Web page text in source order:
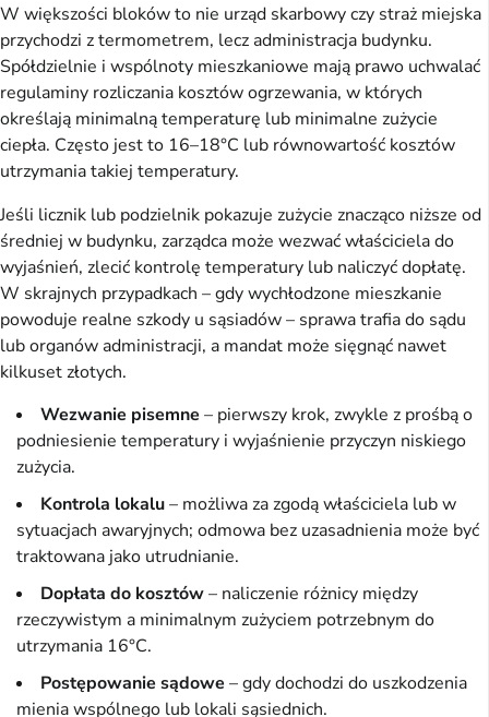
W większości bloków to nie urząd skarbowy czy straż miejska
przychodzi z termometrem, lecz administracja budynku.
Spółdzielnie i wspólnoty mieszkaniowe mają prawo uchwalać
regulaminy rozliczania kosztów ogrzewania, w których
określają minimalną temperaturę lub minimalne zużycie
ciepła. Często jest to 16–18°C lub równowartość kosztów
utrzymania takiej temperatury.
Jeśli licznik lub podzielnik pokazuje zużycie znacząco niższe od
średniej w budynku, zarządca może wezwać właściciela do
wyjaśnień, zlecić kontrolę temperatury lub naliczyć dopłatę.
W skrajnych przypadkach – gdy wychłodzone mieszkanie
powoduje realne szkody u sąsiadów – sprawa trafia do sądu
lub organów administracji, a mandat może sięgnąć nawet
kilkuset złotych.
Wezwanie pisemne – pierwszy krok, zwykle z prośbą o
podniesienie temperatury i wyjaśnienie przyczyn niskiego
zużycia.
Kontrola lokalu– możliwa za zgodą właściciela lub w
sytuacjach awaryjnych; odmowa bez uzasadnienia może być
traktowana jako utrudnianie.
Dopłata do kosztów– naliczenie różnicy między
rzeczywistym a minimalnym zużyciem potrzebnym do
utrzymania 16°C.
Postępowanie sądowe – gdy dochodzi do uszkodzenia
mienia wspólnego lub lokali sąsiednich.